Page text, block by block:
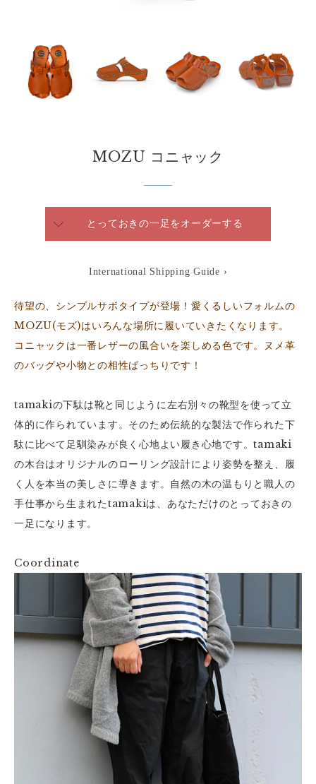
MOZU コニャック
とっておきの一足をオーダーする
International Shipping Guide ›
待望の、シンプルサボタイプが登場！愛くるしいフォルムの
MOZU(モズ)はいろんな場所に履いていきたくなります。
コニャックは一番レザーの風合いを楽しめる色です。ヌメ革
のバッグや小物との相性ばっちりです！
tamakiの下駄は靴と同じように左右別々の靴型を使って立
体的に作られています。そのため伝統的な製法で作られた下
駄に比べて足馴染みが良く心地よい履き心地です。tamaki
の木台はオリジナルのローリング設計により姿勢を整え、履
く人を本当の美しさに導きます。自然の木の温もりと職人の
手仕事から生まれたtamakiは、あなただけのとっておきの
一足になります。
Coordinate